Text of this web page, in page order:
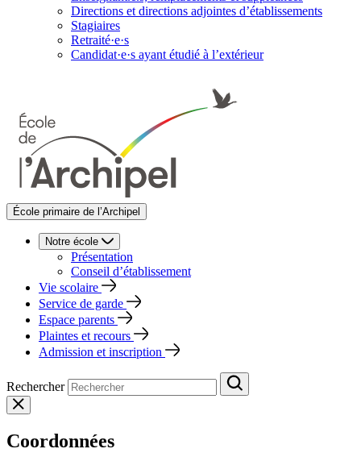
Directions et directions adjointes d’établissements
Stagiaires
Retraité·e·s
Candidat·e·s ayant étudié à l’extérieur
École primaire de l’Archipel
Notre école
Présentation
Conseil d’établissement
Vie scolaire
Service de garde
Espace parents
Plaintes et recours
Admission et inscription
Rechercher
Coordonnées